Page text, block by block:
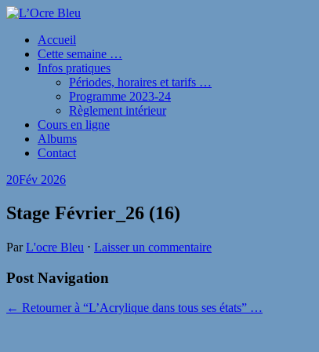
Accueil
Cette semaine …
Infos pratiques
Périodes, horaires et tarifs …
Programme 2023-24
Règlement intérieur
Cours en ligne
Albums
Contact
20Fév 2026
Stage Février_26 (16)
ParL'ocre Bleu ⋅ Laisser un commentaire
Post Navigation
← Retourner à “L’Acrylique dans tous ses états” …